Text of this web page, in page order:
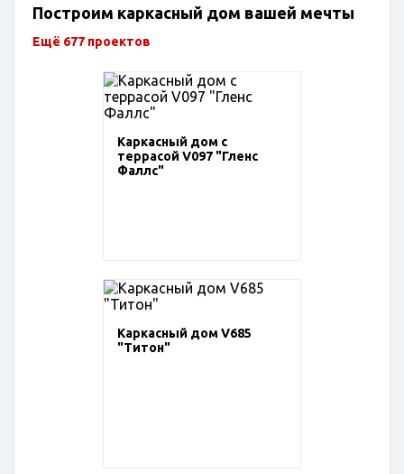
Построим каркасный дом вашей мечты
Ещё 677 проектов
Каркасный дом с
террасой V097 "Гленс
Фаллс"
Каркасный дом V685
"Титон"